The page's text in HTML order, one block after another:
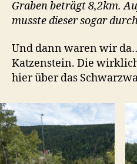
Graben beträgt 8,2km.
musste dieser sogar
Und dann waren wir
Katzenstein. Die
hier über das